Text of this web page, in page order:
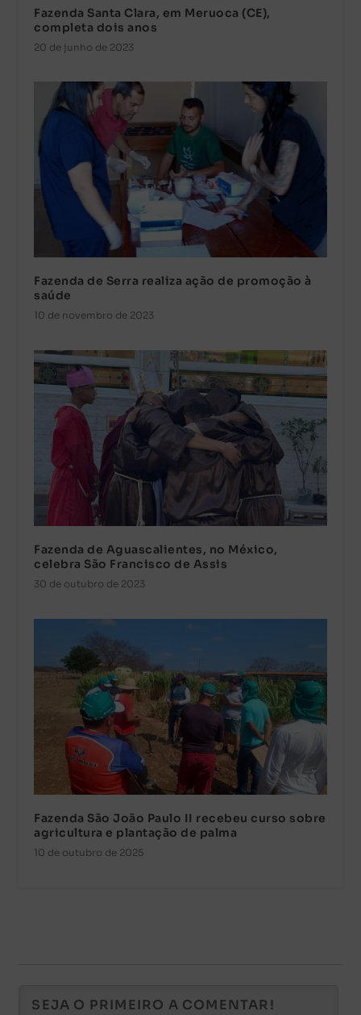
Fazenda Santa Clara, em Meruoca (CE),
completa dois anos
20 de junho de 2023
Fazenda de Serra realiza ação de promoção à
saúde
10 de novembro de 2023
Fazenda de Aguascalientes, no México,
celebra São Francisco de Assis
30 de outubro de 2023
Fazenda São João Paulo II recebeu curso sobre
agricultura e plantação de palma
10 de outubro de 2025